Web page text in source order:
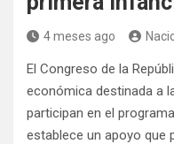
4 meses ago
El Congreso de la
económica destinada a
participan en el
establece un apoyo que